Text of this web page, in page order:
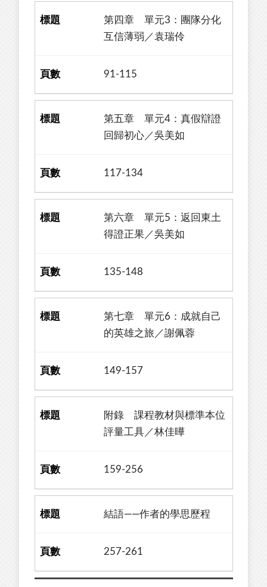
第四章 單元3：團隊分化
互信薄弱／袁瑞伶
91-115
第五章 單元4：真假辯證
回歸初心／吳美如
117-134
第六章 單元5：返回東土
得證正果／吳美如
135-148
第七章 單元6：成就自己
的英雄之旅／謝佩蓉
149-157
附錄 課程教材與標準本位
評量工具／林佳曄
159-256
結語——作者的學思歷程
257-261